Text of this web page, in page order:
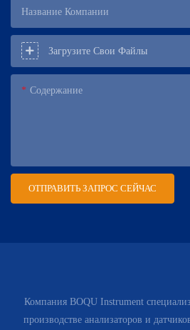
Название Компании
Загрузите Свои Файлы
Содержание
ОТПРАВИТЬ ЗАПРОС СЕЙЧАС
Компания BOQU Instrument
производстве анализаторов и